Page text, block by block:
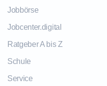
Jobbörse
Jobcenter.digital
Ratgeber A bis Z
Schule
Service